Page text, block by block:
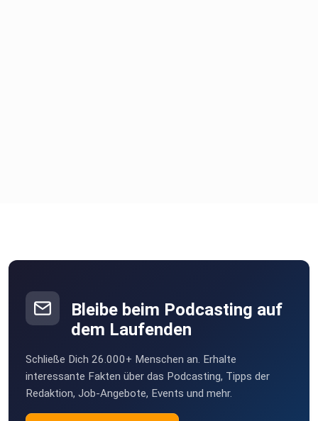
Bleibe beim Podcasting auf
dem Laufenden
Schließe Dich 26.000+ Menschen an. Erhalte
interessante Fakten über das Podcasting, Tipps der
Redaktion, Job-Angebote, Events und mehr.